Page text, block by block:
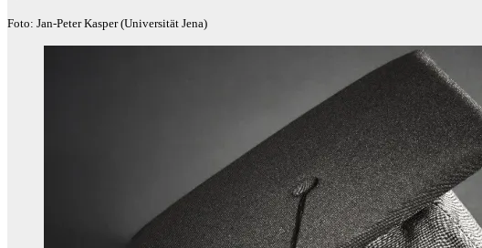
Foto: Jan-Peter Kasper (Universität Jena)